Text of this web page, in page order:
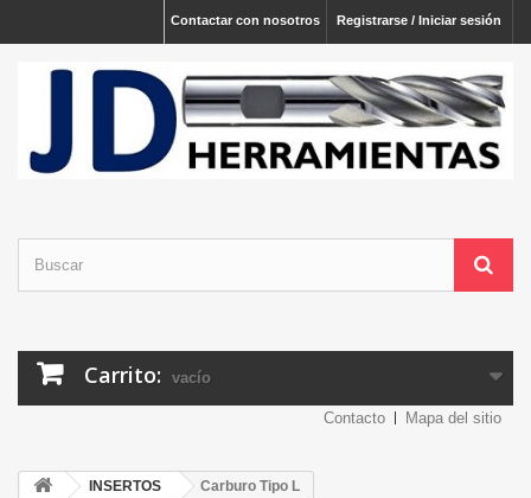
Registrarse / Iniciar sesión
Contactar con nosotros
Carrito: vacío
Contacto Mapa del sitio
INSERTOS Carburo Tipo L